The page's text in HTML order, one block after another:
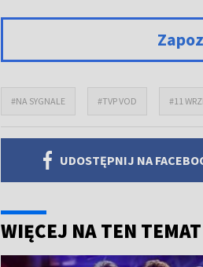
#NA SYGNALE #TVP VOD #11
UDOSTĘPNIJ NA
WIĘCEJ NA TEN TEMAT